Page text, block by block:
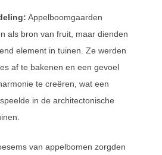
Appelboomgaarden
als bron van fruit, maar dienden
element in tuinen. Ze werden
af te bakenen en een gevoel
te creëren, wat een
in de architectonische
van appelbomen zorgden